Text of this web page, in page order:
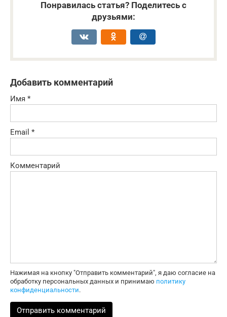
Понравилась статья? Поделитесь с
друзьями:
Добавить комментарий
Имя *
Email *
Комментарий
Нажимая на кнопку "Отправить комментарий", я даю согласие на
обработку персональных данных и принимаю политику
конфиденциальности.